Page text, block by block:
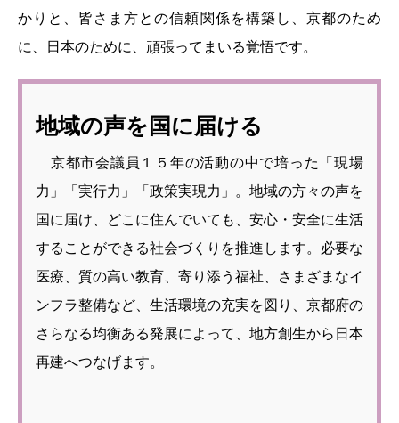
かりと、皆さま方との信頼関係を構築し、京都のため
に、日本のために、頑張ってまいる覚悟です。
地域の声を国に届ける
京都市会議員１５年の活動の中で培った「現場
力」「実行力」「政策実現力」。地域の方々の声を
国に届け、どこに住んでいても、安心・安全に生活
することができる社会づくりを推進します。必要な
医療、質の高い教育、寄り添う福祉、さまざまなイ
ンフラ整備など、生活環境の充実を図り、京都府の
さらなる均衡ある発展によって、地方創生から日本
再建へつなげます。